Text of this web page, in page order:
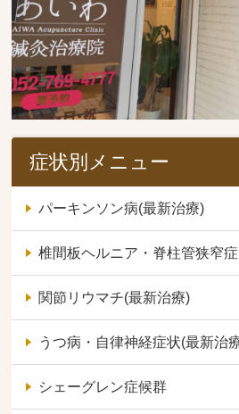
症状別メニュー
パーキンソン病(最新治療)
椎間板ヘルニア・脊柱管狭窄
関節リウマチ(最新治療)
うつ病・自律神経症状(最新治
シェーグレン症候群